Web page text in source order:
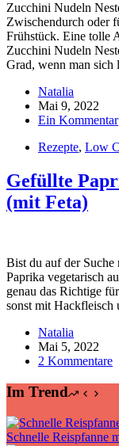
Zucchini Nudeln
Zwischendurch oder
Frühstück. Eine tolle
Zucchini Nudeln
Grad, wenn man
Natalia
Mai 9, 2022
Ein Kommentar
Rezepte, Low
Gefüllte
(mit Feta)
Bist du auf der Suche
Paprika vegetarisch
genau das Richtige
sonst mit
Natalia
Mai 5, 2022
2 Kommentare
Im Trend
Schnelle Reispfanne